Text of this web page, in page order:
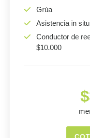
Grúa
Asistencia in situ
Conductor de
$10.000